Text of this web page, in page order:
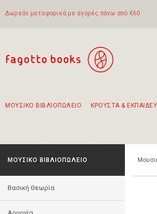
Δωρεάν μεταφορικά με αγορές πάνω από €60
ΜΟΥΣΙΚΟ ΒΙΒΛΙΟΠΩΛΕΙΟ ΚΡΟΥΣΤΑ &
ΜΟΥΣΙΚΟ ΒΙΒΛΙΟΠΩΛΕΙΟ
Βασική Θεωρία